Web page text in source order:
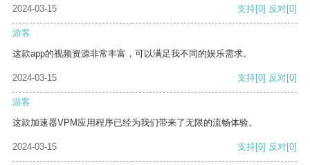
2024-03-15 支持[0] 反对[0]
游客
这款app的视频资源非常丰富，可以满足我不同的娱乐需求。
2024-03-15 支持[0] 反对[0]
游客
这款加速器VPM应用程序已经为我们带来了无限的流畅体验。
2024-03-15 支持[0] 反对[0]